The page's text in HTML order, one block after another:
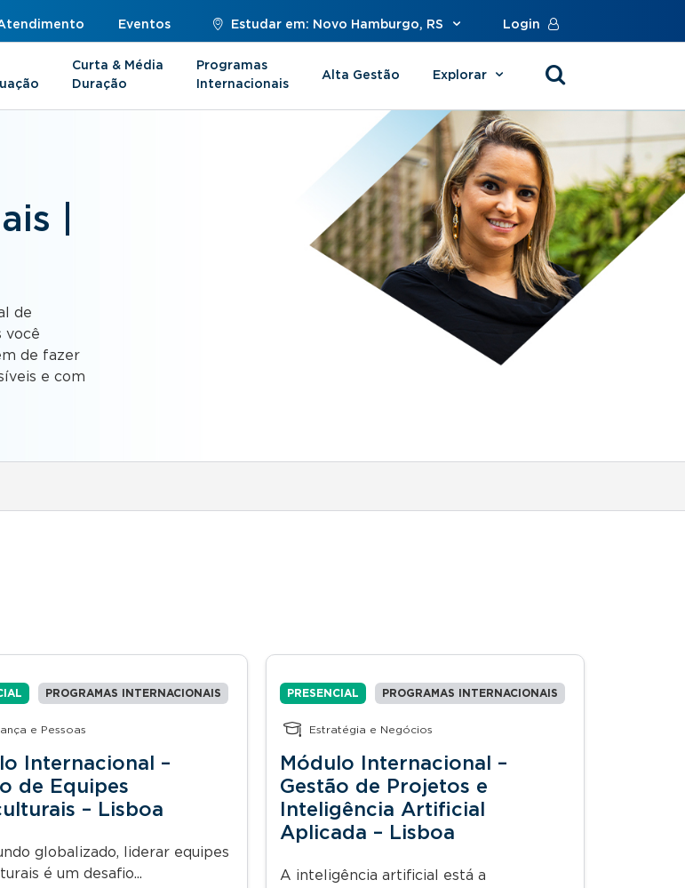
Eventos Estudar em: Novo Hamburgo, RS Login
Curta & Média
Duração
Programas
Internacionais
Alta Gestão Explorar
|
de
você
de fazer
e com
PROGRAMAS INTERNACIONAIS
e Pessoas
Internacional –
de Equipes
– Lisboa
globalizado, liderar equipes
é um desafio...
PRESENCIAL PROGRAMAS INTERNACIONAIS
Estratégia e Negócios
Módulo Internacional –
Gestão de Projetos e
Inteligência Artificial
Aplicada – Lisboa
A inteligência artificial está a